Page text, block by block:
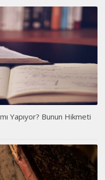
Yapıyor? Bunun Hikmeti